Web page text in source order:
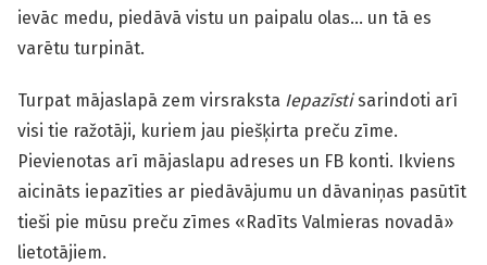
ievāc medu, piedāvā vistu un paipalu olas… un tā es
varētu turpināt.
Turpat mājaslapā zem virsraksta Iepazīstisarindoti arī
visi tie ražotāji, kuriem jau piešķirta preču zīme.
Pievienotas arī mājaslapu adreses un FB konti. Ikviens
aicināts iepazīties ar piedāvājumu un dāvaniņas pasūtīt
tieši pie mūsu preču zīmes «Radīts Valmieras novadā»
lietotājiem.